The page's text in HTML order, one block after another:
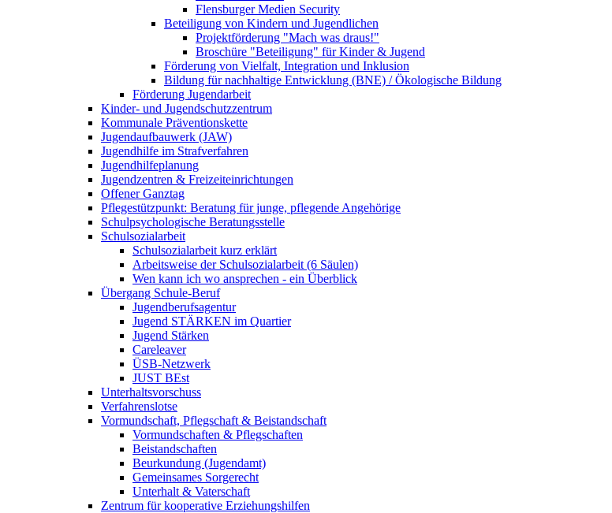
Flensburger Medien Security
Beteiligung von Kindern und Jugendlichen
Projektförderung "Mach was draus!"
Broschüre "Beteiligung" für Kinder & Jugend
Förderung von Vielfalt, Integration und Inklusion
Bildung für nachhaltige Entwicklung (BNE) / Ökologische Bildung
Förderung Jugendarbeit
Kinder- und Jugendschutzzentrum
Kommunale Präventionskette
Jugendaufbauwerk (JAW)
Jugendhilfe im Strafverfahren
Jugendhilfeplanung
Jugendzentren & Freizeiteinrichtungen
Offener Ganztag
Pflegestützpunkt: Beratung für junge, pflegende Angehörige
Schulpsychologische Beratungsstelle
Schulsozialarbeit
Schulsozialarbeit kurz erklärt
Arbeitsweise der Schulsozialarbeit (6 Säulen)
Wen kann ich wo ansprechen - ein Überblick
Übergang Schule-Beruf
Jugendberufsagentur
Jugend STÄRKEN im Quartier
Jugend Stärken
Careleaver
ÜSB-Netzwerk
JUST BEst
Unterhaltsvorschuss
Verfahrenslotse
Vormundschaft, Pflegschaft & Beistandschaft
Vormundschaften & Pflegschaften
Beistandschaften
Beurkundung (Jugendamt)
Gemeinsames Sorgerecht
Unterhalt & Vaterschaft
Zentrum für kooperative Erziehungshilfen